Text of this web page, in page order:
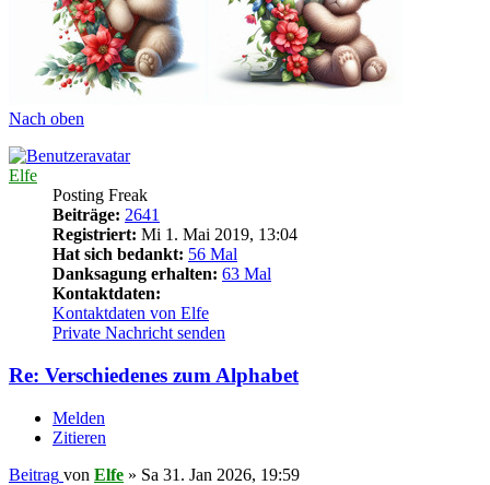
Nach oben
Elfe
Posting Freak
Beiträge: 2641
Registriert: Mi 1. Mai 2019, 13:04
Hat sich bedankt: 56 Mal
Danksagung erhalten: 63 Mal
Kontaktdaten:
Kontaktdaten von Elfe
Private Nachricht senden
Re: Verschiedenes zum Alphabet
Melden
Zitieren
Beitrag von Elfe » Sa 31. Jan 2026, 19:59